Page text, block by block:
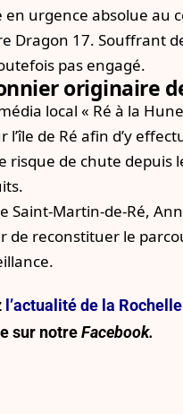
en urgence absolue au
Dragon 17. Souffrant
pas engagé.
originaire
média local « Ré à la
l’île de Ré afin d’y
risque de chute depuis
Saint-Martin-de-Ré,
de reconstituer le
l’actualité de la
sur notre Facebook.